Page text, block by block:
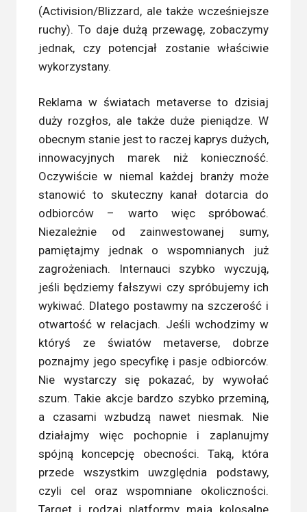
(Activision/Blizzard, ale także wcześniejsze
ruchy). To daje dużą przewagę, zobaczymy
jednak, czy potencjał zostanie właściwie
wykorzystany.
Reklama w światach metaverse to dzisiaj
duży rozgłos, ale także duże pieniądze. W
obecnym stanie jest to raczej kaprys dużych,
innowacyjnych marek niż konieczność.
Oczywiście w niemal każdej branży może
stanowić to skuteczny kanał dotarcia do
odbiorców – warto więc spróbować.
Niezależnie od zainwestowanej sumy,
pamiętajmy jednak o wspomnianych już
zagrożeniach. Internauci szybko wyczują,
jeśli będziemy fałszywi czy spróbujemy ich
wykiwać. Dlatego postawmy na szczerość i
otwartość w relacjach. Jeśli wchodzimy w
któryś ze światów metaverse, dobrze
poznajmy jego specyfikę i pasje odbiorców.
Nie wystarczy się pokazać, by wywołać
szum. Takie akcje bardzo szybko przeminą,
a czasami wzbudzą nawet niesmak. Nie
działajmy więc pochopnie i zaplanujmy
spójną koncepcję obecności. Taką, która
przede wszystkim uwzględnia podstawy,
czyli cel oraz wspomniane okoliczności.